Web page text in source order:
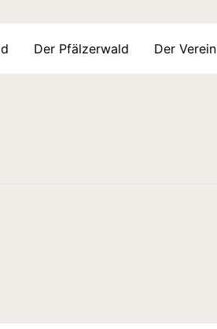
Der Pfälzerwald Der Verein